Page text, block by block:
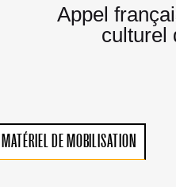
l’article
Appel
culturel
MATÉRIEL DE MOBILISATION